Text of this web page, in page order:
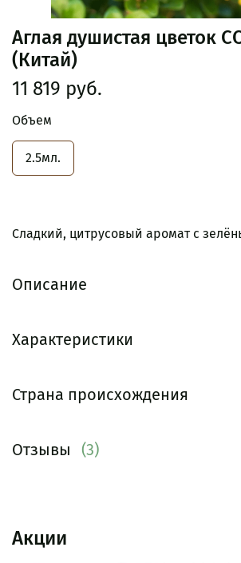
Аглая душистая цветок
(Китай)
11 819 руб.
Объем
2.5мл.
Сладкий, цитрусовый аромат с
Описание
Характеристики
Страна происхождения
Отзывы (3)
Акции